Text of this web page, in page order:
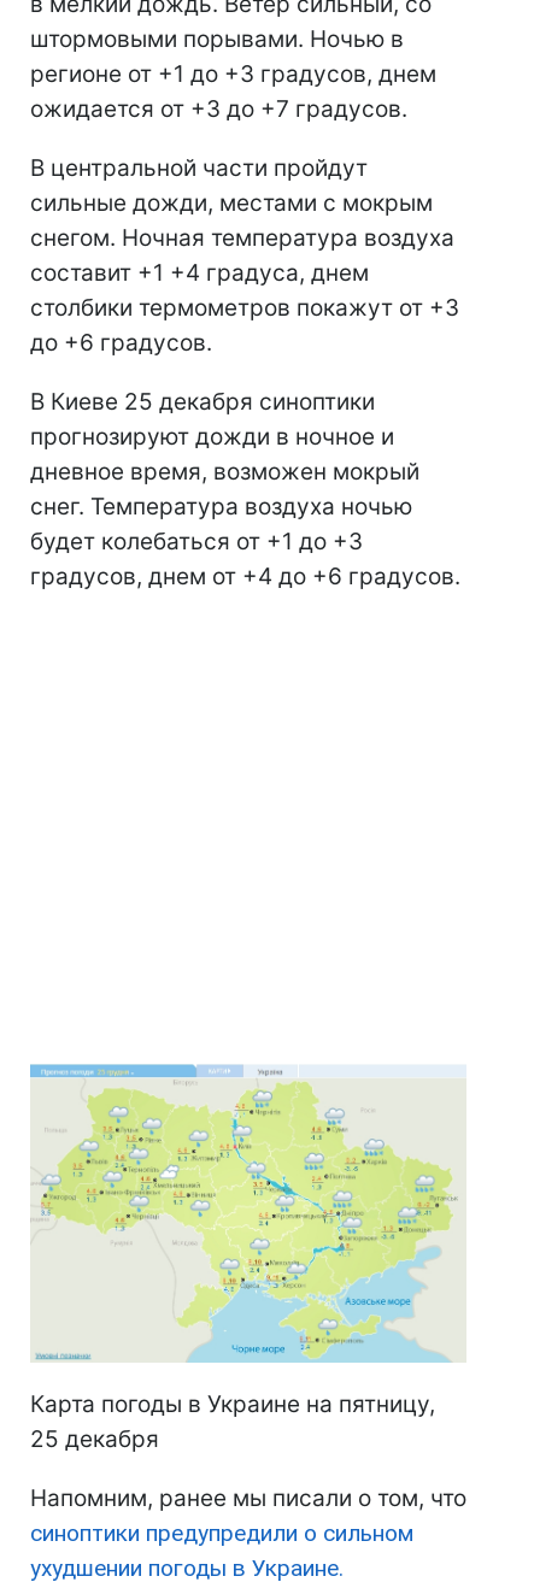
штормовыми порывами. Ночью в
регионе от +1 до +3 градусов, днем
ожидается от +3 до +7 градусов.
В центральной части пройдут
сильные дожди, местами с мокрым
снегом. Ночная температура воздуха
составит +1 +4 градуса, днем
столбики термометров покажут от +3
до +6 градусов.
В Киеве 25 декабря синоптики
прогнозируют дожди в ночное и
дневное время, возможен мокрый
снег. Температура воздуха ночью
будет колебаться от +1 до +3
градусов, днем от +4 до +6 градусов.
Карта погоды в Украине на пятницу,
25 декабря
Напомним, ранее мы писали о том, что
синоптики предупредили о сильном
ухудшении погоды в Украине.